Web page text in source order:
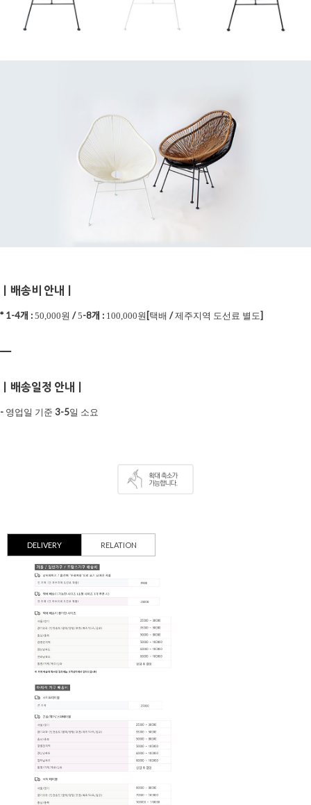
ㅣ배송비 안내ㅣ
* 1-4개 : 50,000원 /5-8개 : 100,000원 [택배 /제주지역 도선료 별도]
ㅡ
ㅣ배송일정 안내ㅣ
- 영업일 기준 3-5일 소요
DELIVERY RELATION